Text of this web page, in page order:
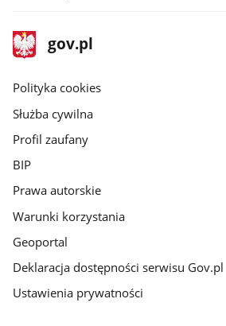
stopka
gov.pl
Strona
gov.pl
gov.pl
Polityka cookies
Służba cywilna
Profil zaufany
BIP
Prawa autorskie
Warunki korzystania
Geoportal
Deklaracja dostępności serwisu Gov.pl
Ustawienia prywatności